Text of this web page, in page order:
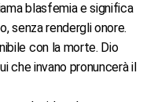
blasfemia e significa
senza rendergli onore.
con la morte. Dio
che invano pronuncerà il